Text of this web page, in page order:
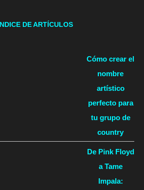
ÍNDICE DE ARTÍCULOS
Cómo crear el
nombre
artístico
perfecto para
tu grupo de
country
De Pink Floyd
a Tame
Impala: